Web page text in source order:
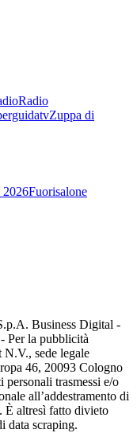
Radio
Zuppa di
2026Fuorisalone
Business Digital -
Per la pubblicità
sede legale
46, 20093 Cologno
personali trasmessi e/o
all’addestramento di
È altresì fatto divieto
data scraping.